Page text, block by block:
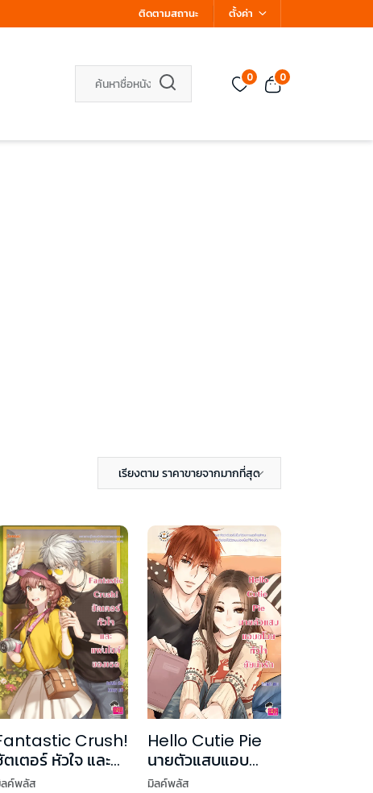
ติดตามสถานะ ตั้งค่า
0 0
เรียงตาม ราคาขายจากมากที่สุด
Crush!
เตอร์ หัวใจ และ
นไซต์ของเธอ
ค์พลัส
Hello Cutie Pie
นายตัวแสบแอบ
ขโมยหัวใจยัยน่ารัก
มิลค์พลัส